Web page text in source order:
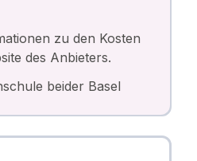
zu den Kosten
des Anbieters.
beider Basel